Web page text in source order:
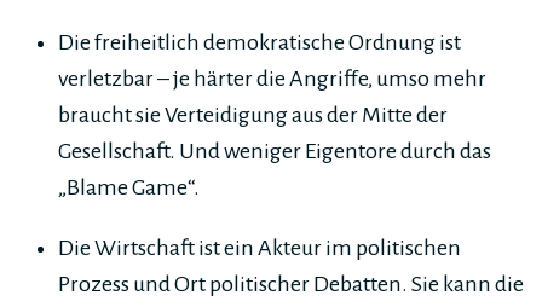
Die freiheitlich demokratische Ordnung ist
verletzbar – je härter die Angriffe, umso mehr
braucht sie Verteidigung aus der Mitte der
Gesellschaft. Und weniger Eigentore durch das
„Blame Game“.
Die Wirtschaft ist ein Akteur im politischen
Prozess und Ort politischer Debatten. Sie kann die